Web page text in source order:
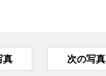
真 次の写真